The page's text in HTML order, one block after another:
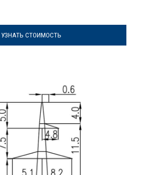
УЗНАТЬ СТОИМОСТЬ